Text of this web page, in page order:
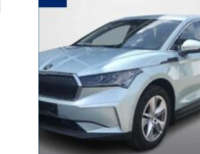
pris, men også om ...